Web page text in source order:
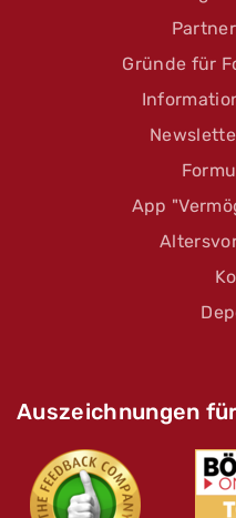
Gründe für
App
Auszeichnungen